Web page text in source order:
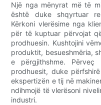
Një nga mënyrat më të
është duke shqyrtuar
Kërkoni vlerësime nga
për të kuptuar përvojat
prodhuesin. Kushtojini
produktit, besueshmëria,
e përgjithshme.
prodhuesit, duke
ekspertizën e tij në
ndihmojë të vlerësoni
industri.